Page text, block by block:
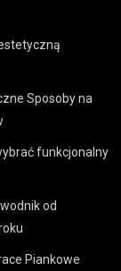
Sposoby na
funkcjonalny
od
Piankowe